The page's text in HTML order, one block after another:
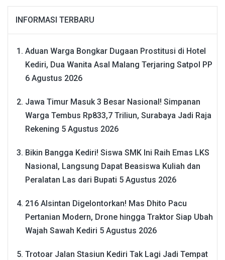
INFORMASI TERBARU
Aduan Warga Bongkar Dugaan Prostitusi di Hotel
Kediri, Dua Wanita Asal Malang Terjaring Satpol PP
6 Agustus 2026
Jawa Timur Masuk 3 Besar Nasional! Simpanan
Warga Tembus Rp833,7 Triliun, Surabaya Jadi Raja
Rekening 5 Agustus 2026
Bikin Bangga Kediri! Siswa SMK Ini Raih Emas LKS
Nasional, Langsung Dapat Beasiswa Kuliah dan
Peralatan Las dari Bupati 5 Agustus 2026
216 Alsintan Digelontorkan! Mas Dhito Pacu
Pertanian Modern, Drone hingga Traktor Siap Ubah
Wajah Sawah Kediri 5 Agustus 2026
Trotoar Jalan Stasiun Kediri Tak Lagi Jadi Tempat